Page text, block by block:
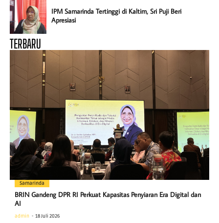
IPM Samarinda Tertinggi di Kaltim, Sri Puji Beri
Apresiasi
TERBARU
Samarinda
BRIN Gandeng DPR RI Perkuat Kapasitas Penyiaran Era Digital dan
AI
admin 18 Juli 2026